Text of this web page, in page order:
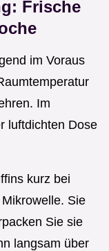
Frische
im Voraus
Im
luftdichten Dose
kurz bei
Sie
Sie sie
langsam über